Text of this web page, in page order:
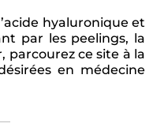
hyaluronique et
par les peelings, la
parcourez ce site à la
en médecine